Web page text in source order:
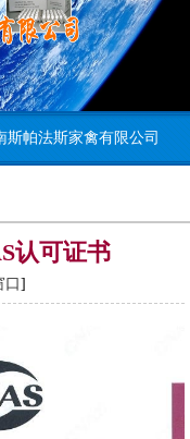
斯帕法斯家禽有限公司
认可证书
口 ]